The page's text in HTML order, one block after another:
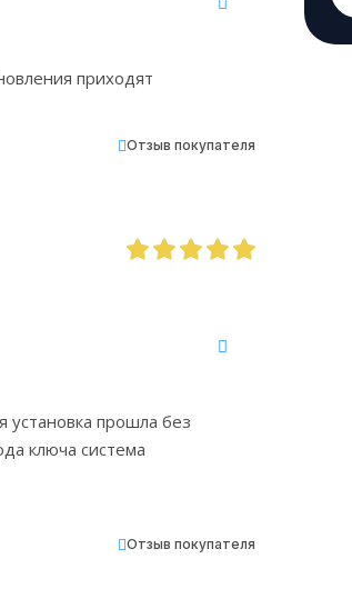
приходят
Отзыв покупателя
установка прошла без
ключа система
Отзыв покупателя